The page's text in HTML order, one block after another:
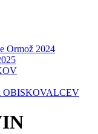
Ormož 2024
OBISKOVALCEV